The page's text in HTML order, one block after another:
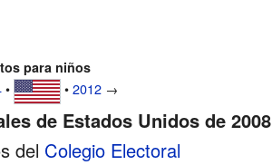
para niños
• •2012 →
de Estados Unidos de 2008
del Colegio Electoral